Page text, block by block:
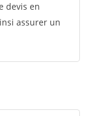
devis en
assurer un